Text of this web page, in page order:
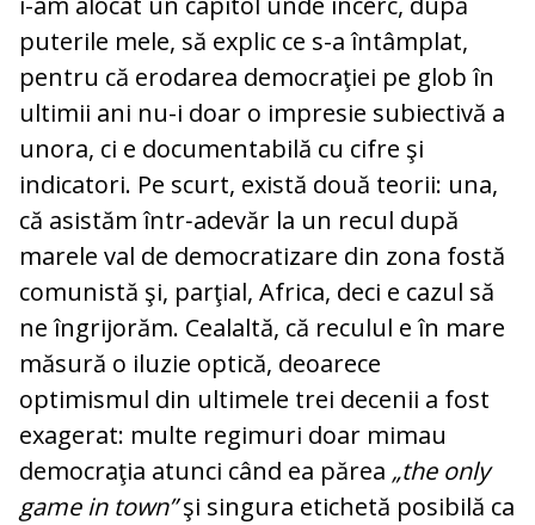
puterile mele, să explic ce s-a întâmplat,
pentru că erodarea democraţiei pe glob în
ultimii ani nu-i doar o impresie subiectivă a
unora, ci e documentabilă cu cifre şi
indicatori. Pe scurt, există două teorii: una,
că asistăm într‑adevăr la un recul după
marele val de democratizare din zona fostă
comunistă şi, parţial, Africa, deci e cazul să
ne îngrijorăm. Cealaltă, că reculul e în mare
măsură o iluzie optică, deoarece
optimismul din ultimele trei decenii a fost
exagerat: multe regimuri doar mimau
democraţia atunci când ea părea „the only
game in town”şi singura etichetă posibilă ca